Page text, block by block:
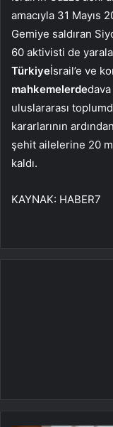
amacıyla 31 Mayıs
Gemiye saldıran
60 aktivisti de
Türkiyeİsrail’e ve
mahkemelerde
uluslararası
kararlarının
şehit ailelerine 20
kaldı.
KAYNAK: HABER7